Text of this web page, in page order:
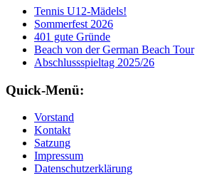
Tennis U12-Mädels!
Sommerfest 2026
401 gute Gründe
Beach von der German Beach Tour
Abschlussspieltag 2025/26
Quick-Menü:
Vorstand
Kontakt
Satzung
Impressum
Datenschutzerklärung